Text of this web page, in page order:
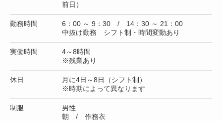
前日）
勤務時間
6：00 ～ 9：30 / 14：30 ～ 21：00
中抜け勤務 シフト制・時間変動あり
実働時間
4～8時間
※残業あり
休日
月に4日～8日（シフト制）
※時期によって異なります
制服
男性
朝 / 作務衣